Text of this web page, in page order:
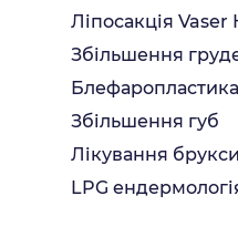
Ліпосакція Vaser
Збільшення
Блефаропластика
Збільшення губ
Лікування
LPG